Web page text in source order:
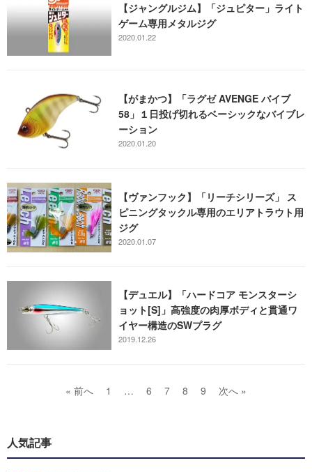
【ジャングルジム】「ジュピター」ライト
ゲーム専用メタルジグ
2020.01.22
【がまかつ】「ラグゼ AVENGE バイブ
58」１日投げ切れるベーシックなバイブレ
ーション
2020.01.20
【ヴァンフック】「リーチシリーズ」 ス
ピニングタックル専用のエリアトラウト用
ジグ
2020.01.07
【デュエル】「ハードコア モンスターシ
ョット[S]」高強度の肉厚ボディと貫通ワ
イヤー構造のSWプラグ
2019.12.26
« 前へ 1 … 6 7 8 9 次へ »
人気記事